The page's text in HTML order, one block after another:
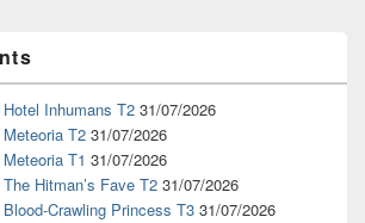
Inhumans T2 31/07/2026
T2 31/07/2026
T1 31/07/2026
Hitman’s Fave T2 31/07/2026
Crawling Princess T3 31/07/2026